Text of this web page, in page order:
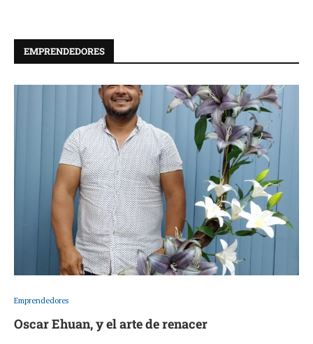
EMPRENDEDORES
Emprendedores
Oscar Ehuan, y el arte de renacer